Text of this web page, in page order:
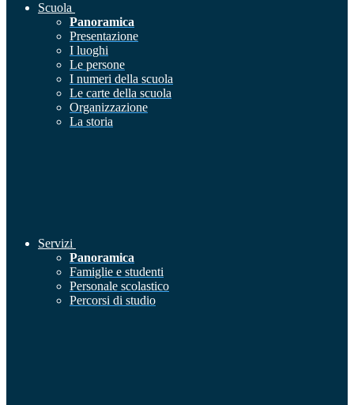
Scuola
Panoramica
Presentazione
I luoghi
Le persone
I numeri della scuola
Le carte della scuola
Organizzazione
La storia
Servizi
Panoramica
Famiglie e studenti
Personale scolastico
Percorsi di studio